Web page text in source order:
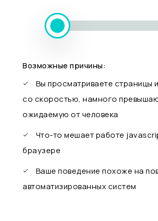
Возможные причины:
Вы просматриваете страницы
со скоростью, намного
ожидаемую от человека
Что-то мешает работе
браузере
Ваше поведение похоже на
автоматизированных систем